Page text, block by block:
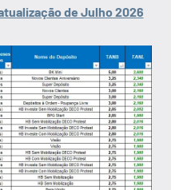
de Julho 2026